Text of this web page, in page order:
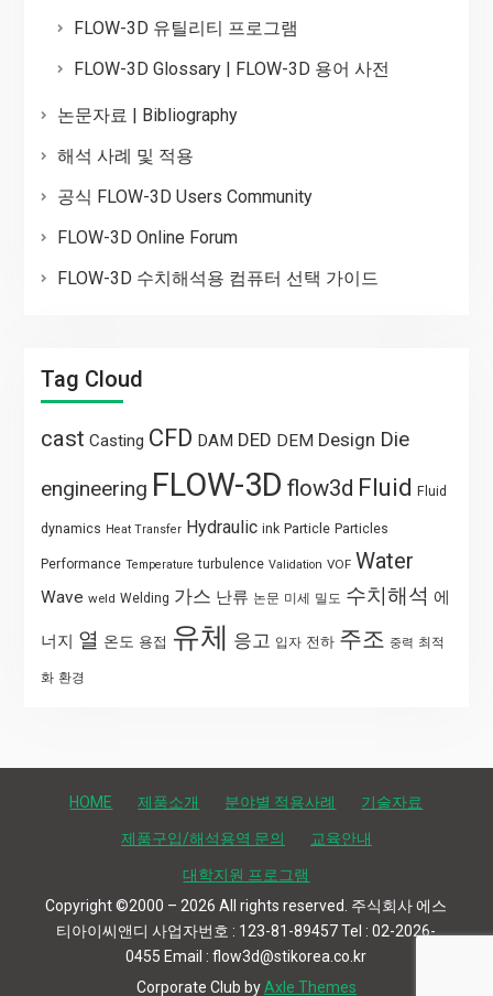
FLOW-3D 유틸리티 프로그램
FLOW-3D Glossary | FLOW-3D 용어 사전
논문자료 | Bibliography
해석 사례 및 적용
공식 FLOW-3D Users Community
FLOW-3D Online Forum
FLOW-3D 수치해석용 컴퓨터 선택 가이드
Tag Cloud
cast Casting CFD DAM DED DEM Design Die
engineering FLOW-3D flow3d Fluid Fluid
dynamics Heat Transfer Hydraulic ink Particle Particles
Performance Temperature turbulence Validation VOF Water
Wave weld Welding 가스 난류 논문 미세 밀도 수치해석 에
너지 열 온도 용접 유체 응고 입자 전하 주조 중력 최적
화 환경
HOME 제품소개 분야별 적용사례 기술자료
제품구입/해석용역 문의 교육안내
대학지원 프로그램
Copyright ©2000 – 2026 All rights reserved. 주식회사 에스
티아이씨앤디 사업자번호 : 123-81-89457 Tel : 02-2026-
0455 Email : flow3d@stikorea.co.kr
Corporate Club byAxle Themes